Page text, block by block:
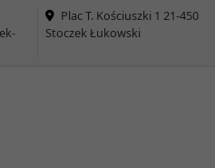
Plac T. Kościuszki 1 21-450
Stoczek Łukowski